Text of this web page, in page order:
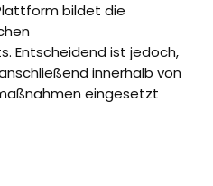
bildet die
Entscheidend ist jedoch,
innerhalb von
eingesetzt